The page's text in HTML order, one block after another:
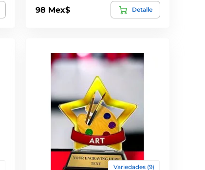
98 Mex$ Detalle
Variedades (9)